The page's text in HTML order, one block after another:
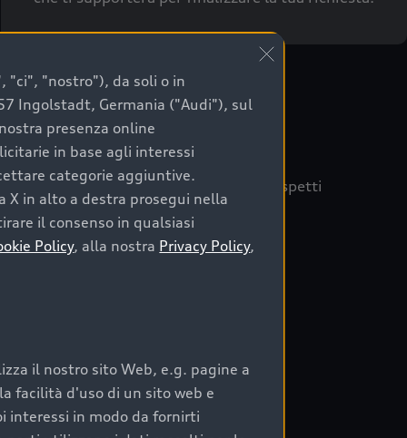
sicuro, è essenziale considerare aspetti
Prima Scelta :plus
nel tempo;
"ci", "nostro"), da soli o in
Ingolstadt, Germania ("Audi"), sul
presenza online
in base agli interessi
categorie aggiuntive.
in alto a destra prosegui nella
il consenso in qualsiasi
Policy, alla nostra Privacy Policy,
il nostro sito Web, e.g. pagine a
facilità d'uso di un sito web e
interessi in modo da fornirti